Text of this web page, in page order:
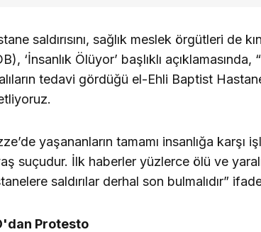
saldırısını, sağlık meslek örgütleri de
‘İnsanlık Ölüyor’ başlıklı açıklamasında,
tedavi gördüğü el-Ehli Baptist
yaşananların tamamı insanlığa karşı
suçudur. İlk haberler yüzlerce ölü ve
saldırılar derhal son bulmalıdır”
Protesto